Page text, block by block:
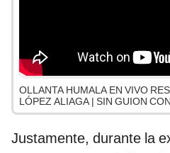
OLLANTA HUMALA EN VIVO
LÓPEZ ALIAGA | SIN GUION
Justamente, durante la